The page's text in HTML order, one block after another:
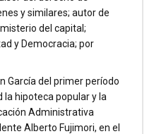
y similares; autor de
del capital;
y Democracia; por
García del primer período
la hipoteca popular y la
Administrativa
Alberto Fujimori, en el